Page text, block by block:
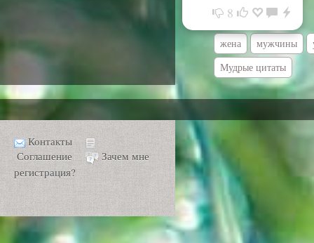
8
жена мужчины
Мудрые цитаты
Контакты
Соглашение
Зачем мне
регистрация?